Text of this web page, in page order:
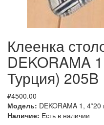
Клеенка
DEKORAMA
Турция) 205B
₽4500.00
Модель: DEKORAMA 1,
Наличие: Есть в наличии